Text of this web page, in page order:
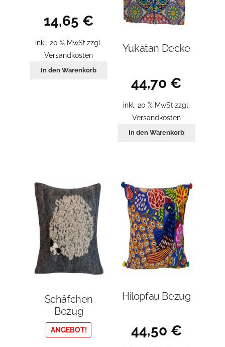
14,65 €
inkl. 20 % MwSt.zzgl.
Versandkosten
In den Warenkorb
Yukatan Decke
44,70 €
inkl. 20 % MwSt.zzgl.
Versandkosten
In den Warenkorb
Schäfchen
Bezug
ANGEBOT!
Hilopfau Bezug
44,50 €